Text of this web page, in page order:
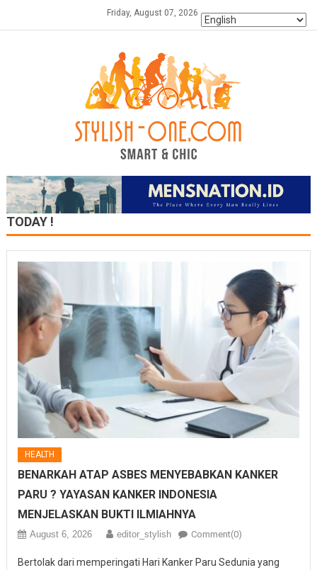
Friday, August 07, 2026
TODAY !
HEALTH
BENARKAH ATAP ASBES MENYEBABKAN KANKER
PARU ? YAYASAN KANKER INDONESIA
MENJELASKAN BUKTI ILMIAHNYA
August 6, 2026 editor_stylish Comment(0)
Bertolak dari memperingati Hari Kanker Paru Sedunia yang